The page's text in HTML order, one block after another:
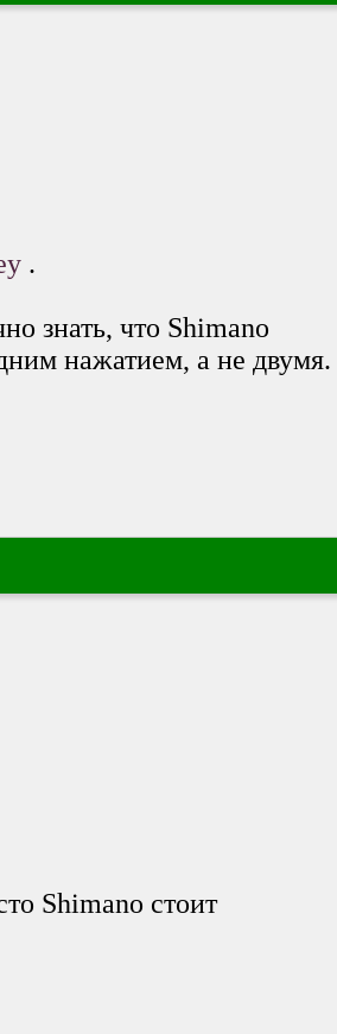
.
знать, что Shimano
нажатием, а не двумя.
Shimano стоит